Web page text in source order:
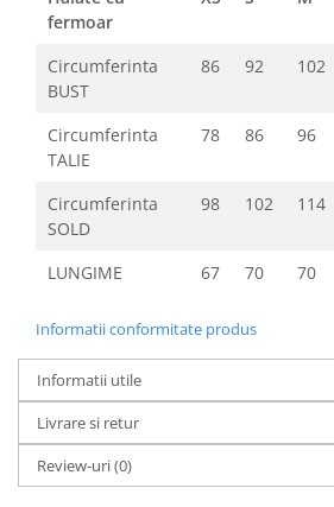
fermoar
Circumferinta
BUST
86 92 102
Circumferinta
TALIE
78 86 96
Circumferinta
SOLD
98 102 114
LUNGIME 67 70 70
Informatii conformitate produs
Informatii utile
Livrare si retur
Review-uri(0)